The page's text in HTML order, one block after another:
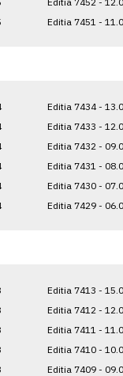
Editia 7451 -
Editia 7434 -
Editia 7433 -
Editia 7432 -
Editia 7431 -
Editia 7430 -
Editia 7429 -
Editia 7413 -
Editia 7412 -
Editia 7411 -
Editia 7410 -
Editia 7409 -